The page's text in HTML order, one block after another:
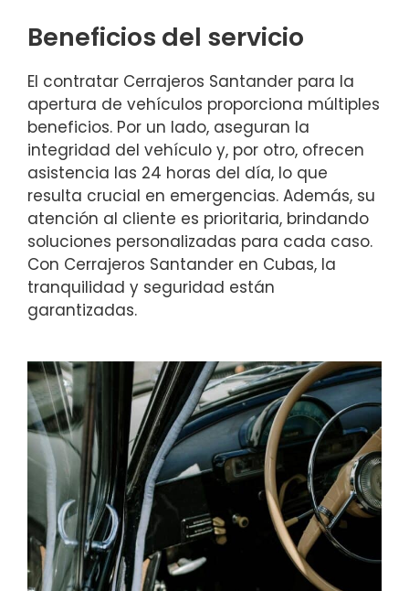
Beneficios del servicio
El contratar Cerrajeros Santander para la
apertura de vehículos proporciona múltiples
beneficios. Por un lado, aseguran la
integridad del vehículo y, por otro, ofrecen
asistencia las 24 horas del día, lo que
resulta crucial en emergencias. Además, su
atención al cliente es prioritaria, brindando
soluciones personalizadas para cada caso.
Con Cerrajeros Santander en Cubas, la
tranquilidad y seguridad están
garantizadas.